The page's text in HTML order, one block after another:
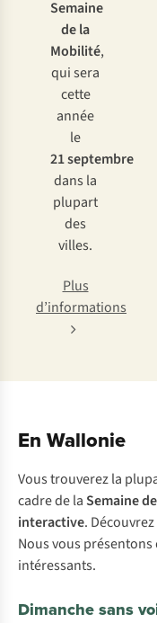
Semaine
de la
Mobilité,
qui sera
cette
année
le
21 septembre
dans la
plupart
des
villes.
Plus
d’informations
En Wallonie
Vous trouverez la
cadre de laSemaine
interactive.
Nous vous
intéressants.
Dimanche sans